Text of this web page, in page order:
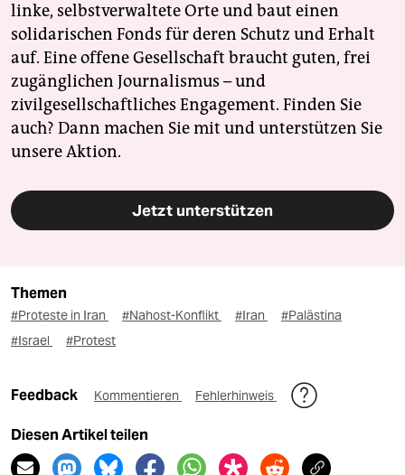
linke, selbstverwaltete Orte und baut einen
solidarischen Fonds für deren Schutz und Erhalt
auf. Eine offene Gesellschaft braucht guten, frei
zugänglichen Journalismus – und
zivilgesellschaftliches Engagement. Finden Sie
auch? Dann machen Sie mit und unterstützen Sie
unsere Aktion.
Jetzt unterstützen
Themen
#Proteste in Iran #Nahost-Konflikt #Iran
#Palästina
#Israel
#Protest
Feedback Kommentieren Fehlerhinweis
Diesen Artikel teilen